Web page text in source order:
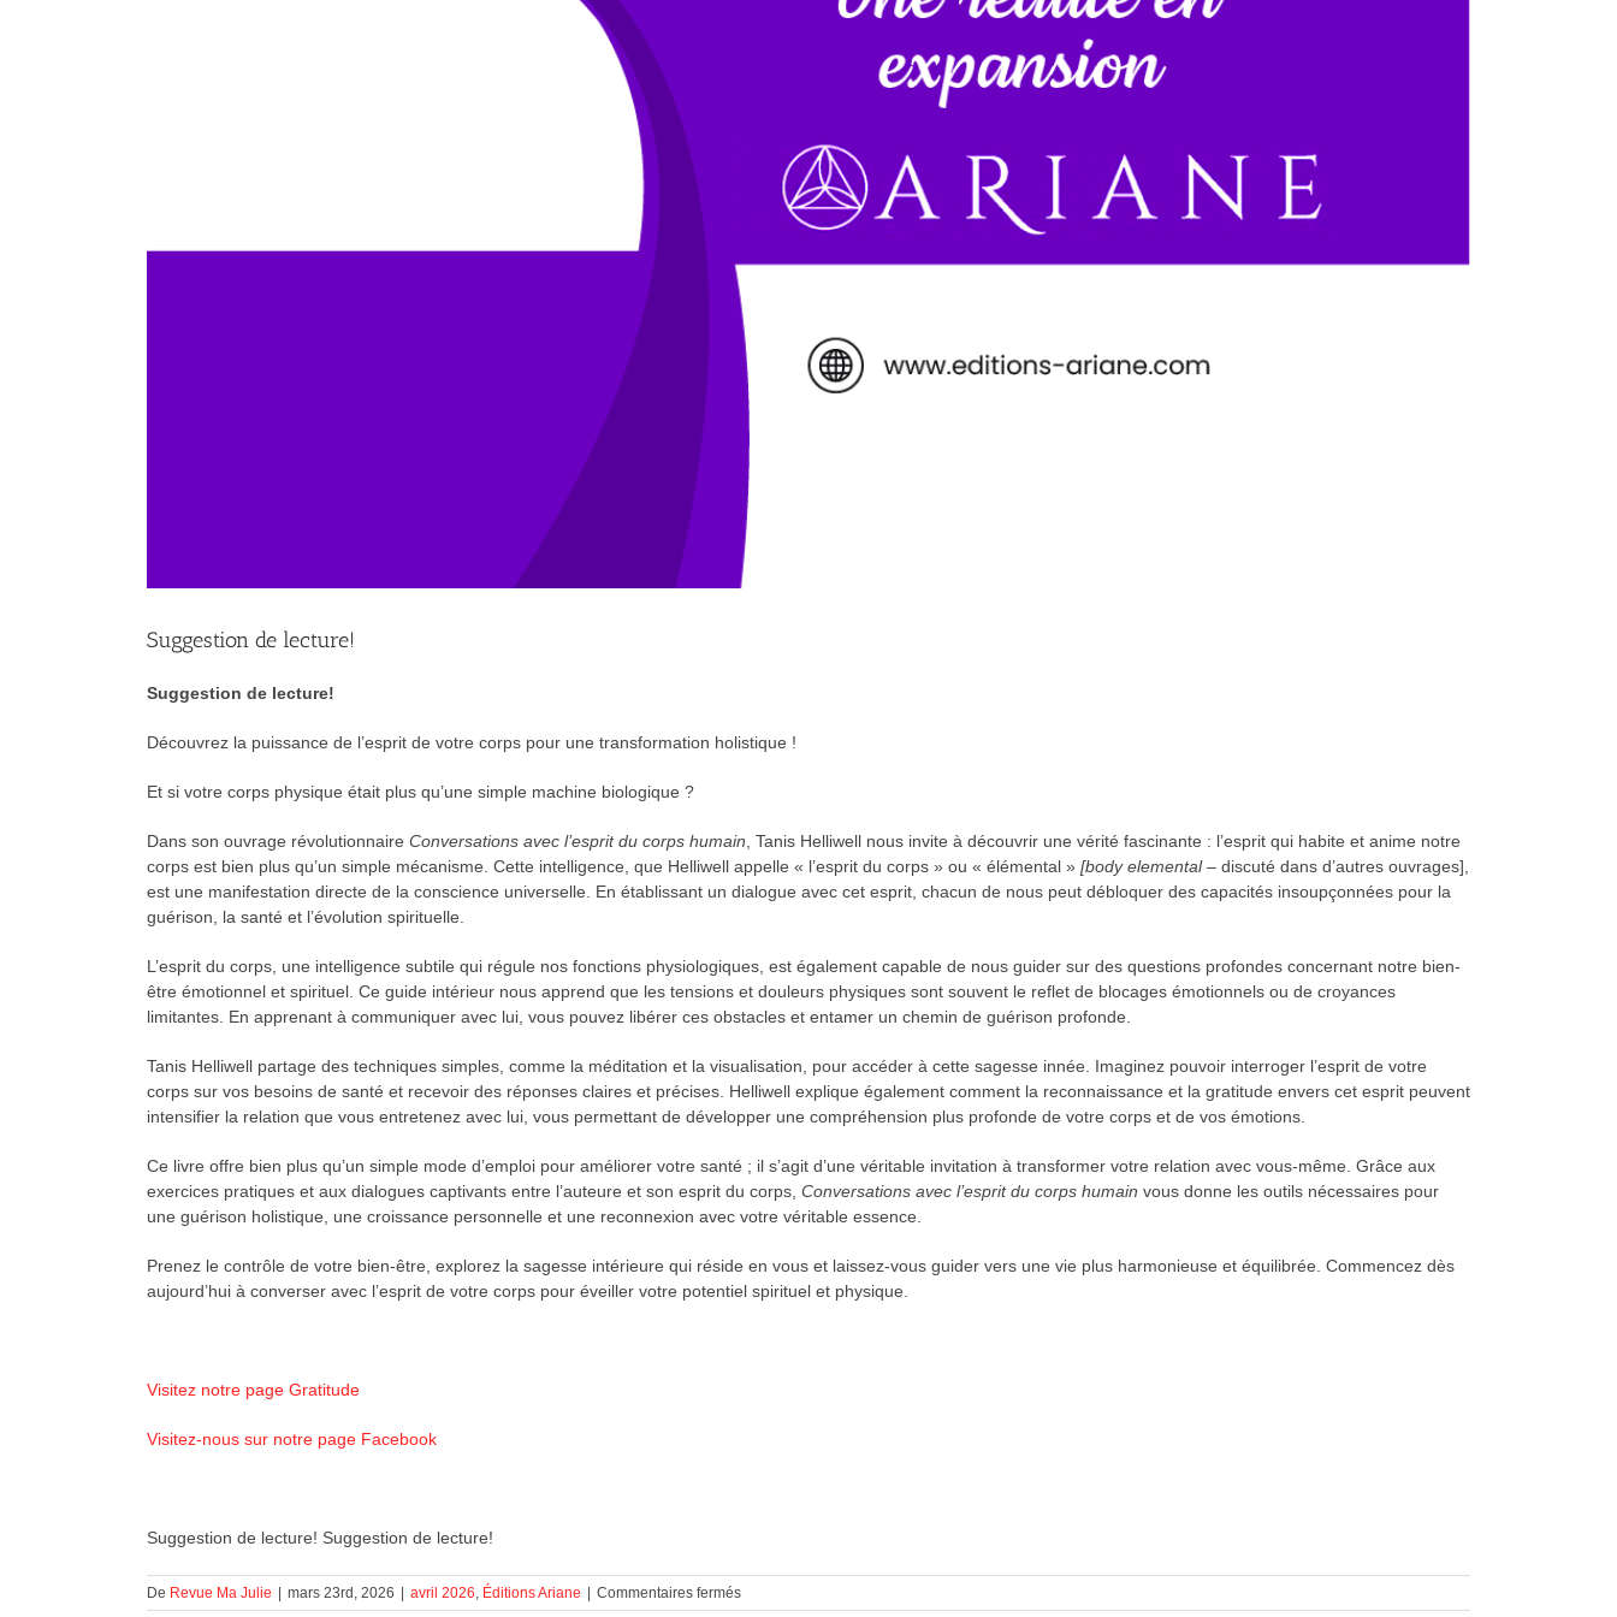
Suggestion de lecture!
Suggestion de lecture!
Découvrez la puissance de l’esprit de votre corps pour une transformation holistique !
Et si votre corps physique était plus qu’une simple machine biologique ?
Dans son ouvrage révolutionnaire Conversations avec l’esprit du corps humain , Tanis Helliwell nous invite à découvrir une vérité fascinante : l’esprit qui habite et anime notre
corps est bien plus qu’un simple mécanisme. Cette intelligence, que Helliwell appelle « l’esprit du corps » ou « élémental » [body elemental– discuté dans d’autres ouvrages],
est une manifestation directe de la conscience universelle. En établissant un dialogue avec cet esprit, chacun de nous peut débloquer des capacités insoupçonnées pour la
guérison, la santé et l’évolution spirituelle.
L’esprit du corps, une intelligence subtile qui régule nos fonctions physiologiques, est également capable de nous guider sur des questions profondes concernant notre bien-
être émotionnel et spirituel. Ce guide intérieur nous apprend que les tensions et douleurs physiques sont souvent le reflet de blocages émotionnels ou de croyances
limitantes. En apprenant à communiquer avec lui, vous pouvez libérer ces obstacles et entamer un chemin de guérison profonde.
Tanis Helliwell partage des techniques simples, comme la méditation et la visualisation, pour accéder à cette sagesse innée. Imaginez pouvoir interroger l’esprit de votre
corps sur vos besoins de santé et recevoir des réponses claires et précises. Helliwell explique également comment la reconnaissance et la gratitude envers cet esprit peuvent
intensifier la relation que vous entretenez avec lui, vous permettant de développer une compréhension plus profonde de votre corps et de vos émotions.
Ce livre offre bien plus qu’un simple mode d’emploi pour améliorer votre santé ; il s’agit d’une véritable invitation à transformer votre relation avec vous-même. Grâce aux
exercices pratiques et aux dialogues captivants entre l’auteure et son esprit du corps, Conversations avec l’esprit du corps humain vous donne les outils nécessaires pour
une guérison holistique, une croissance personnelle et une reconnexion avec votre véritable essence.
Prenez le contrôle de votre bien-être, explorez la sagesse intérieure qui réside en vous et laissez-vous guider vers une vie plus harmonieuse et équilibrée. Commencez dès
aujourd’hui à converser avec l’esprit de votre corps pour éveiller votre potentiel spirituel et physique.
Visitez notre page Gratitude
Visitez-nous sur notre page Facebook
Suggestion de lecture! Suggestion de lecture!
De Revue Ma Julie mars 23rd, 2026 avril 2026, Éditions Ariane Commentaires ferméssur
Suggestion